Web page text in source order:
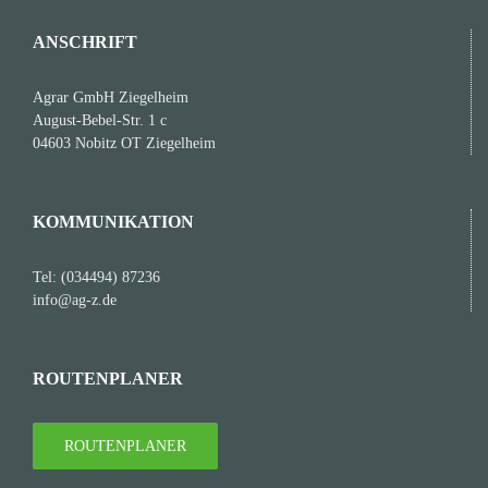
ANSCHRIFT
Agrar GmbH Ziegelheim
August-Bebel-Str. 1 c
04603 Nobitz OT Ziegelheim
KOMMUNIKATION
Tel: (034494) 87236
info@ag-z.de
ROUTENPLANER
ROUTENPLANER